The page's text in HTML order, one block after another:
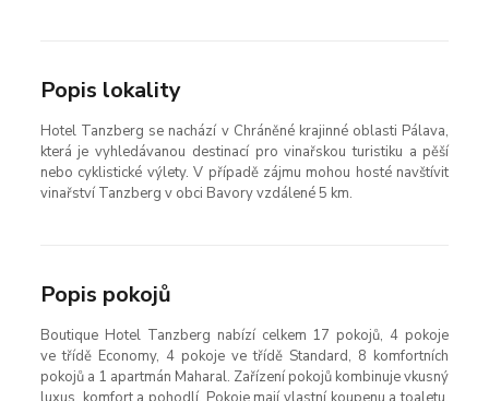
Popis lokality
Hotel Tanzberg se nachází v Chráněné krajinné oblasti Pálava,
která je vyhledávanou destinací pro vinařskou turistiku a pěší
nebo cyklistické výlety. V případě zájmu mohou hosté navštívit
vinařství Tanzberg v obci Bavory vzdálené 5 km.
Popis pokojů
Boutique Hotel Tanzberg nabízí celkem 17 pokojů, 4 pokoje
ve třídě Economy, 4 pokoje ve třídě Standard, 8 komfortních
pokojů a 1 apartmán Maharal. Zařízení pokojů kombinuje vkusný